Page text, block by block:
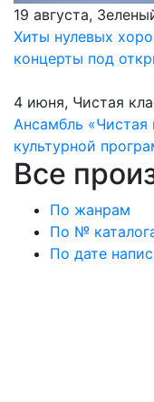
19 августа,
Хиты нулевых
концерты под
4 июня, Чистая
Ансамбль «Чистая
культурной
Все
По жанрам
По №
По дате